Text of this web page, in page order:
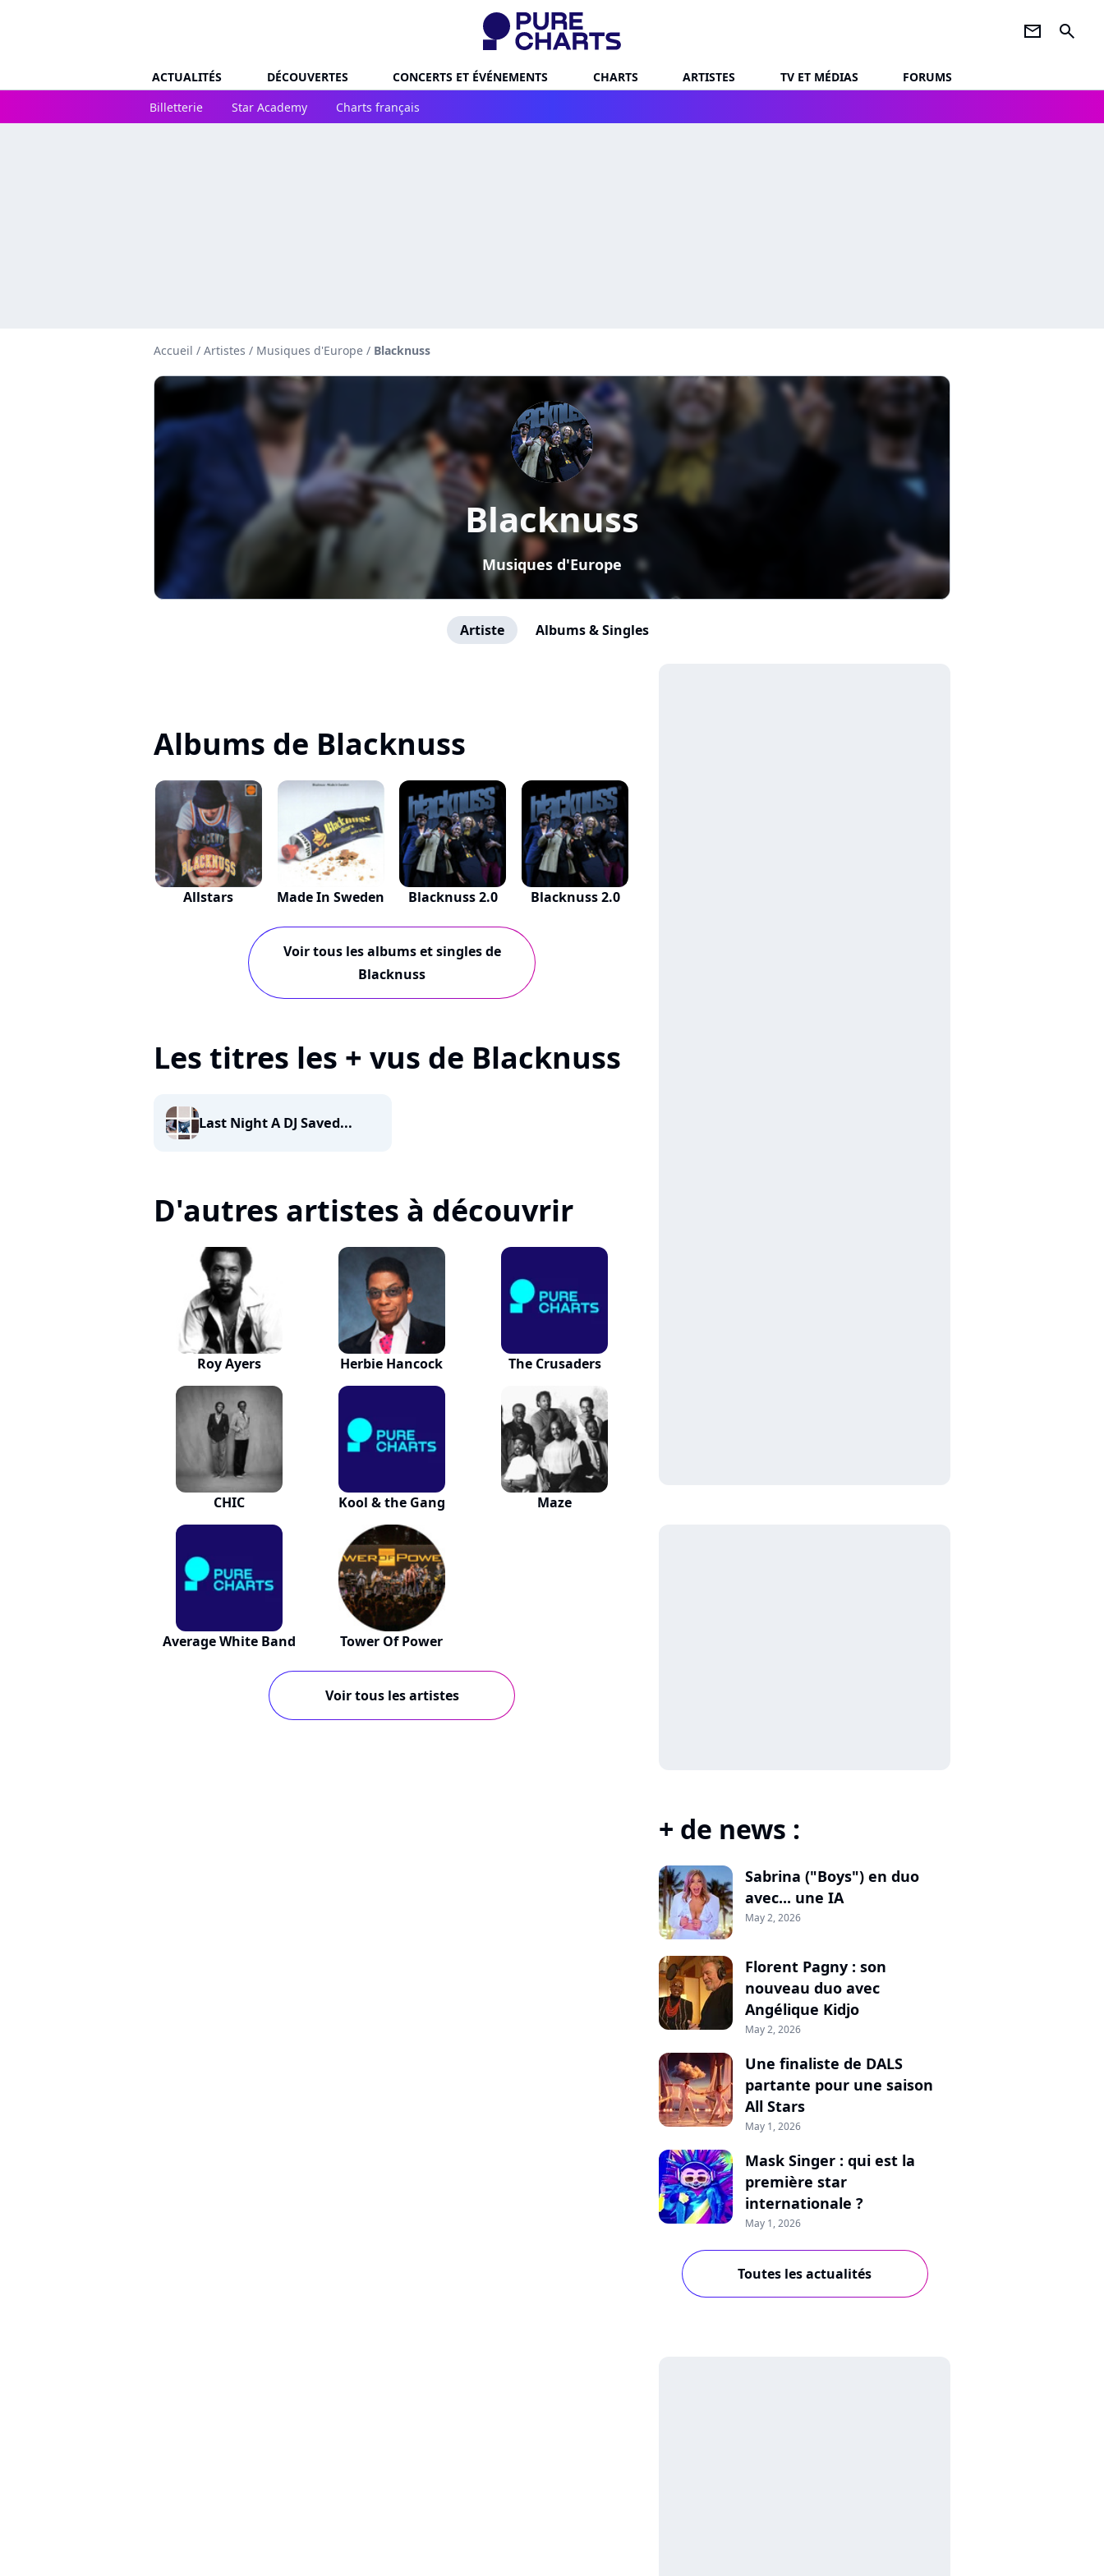
newsletter search
ACTUALITÉS DÉCOUVERTES CONCERTS ET ÉVÉNEMENTS CHARTS ARTISTES TV ET MÉDIAS
FORUMS
Billetterie
Star Academy Charts français
Accueil / Artistes / Musiques d'Europe / Blacknuss
Blacknuss
Musiques d'Europe
Artiste Albums & Singles
Albums de Blacknuss
Allstars Made In Sweden Blacknuss 2.0 Blacknuss 2.0
Voir tous les albums et singles de
Blacknuss
Les titres les + vus de Blacknuss
Last Night A DJ Saved...
D'autres artistes à découvrir
Roy Ayers Herbie Hancock The Crusaders
CHIC Kool & the Gang Maze
Average White Band Tower Of Power
Voir tous les artistes
+ de news :
Sabrina ("Boys") en duo
avec... une IA
May 2, 2026
Florent Pagny : son
nouveau duo avec
Angélique Kidjo
May 2, 2026
Une finaliste de DALS
partante pour une saison
All Stars
May 1, 2026
Mask Singer : qui est la
première star
internationale ?
May 1, 2026
Toutes les actualités